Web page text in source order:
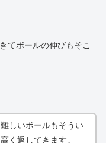
てボールの伸びもそこ
しいボールもそうい
く返してきます。